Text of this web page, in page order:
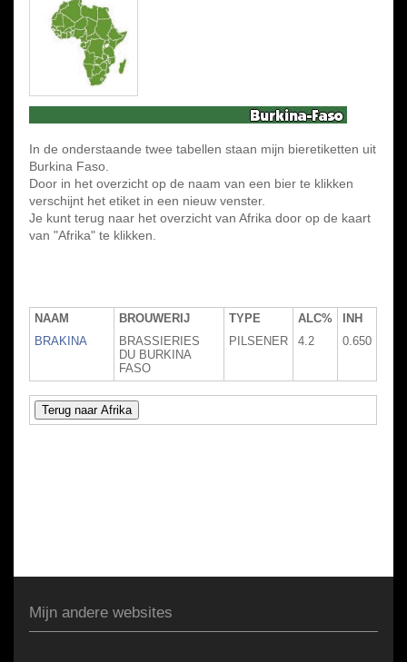
In de onderstaande twee tabellen staan mijn bieretiketten uit
Burkina Faso.
Door in het overzicht op de naam van een bier te klikken
verschijnt het etiket in een nieuw venster.
Je kunt terug naar het overzicht van Afrika door op de kaart
van "Afrika" te klikken.
NAAM BROUWERIJ TYPE ALC%
INH
BRAKINA
BRASSIERIES
DU BURKINA
FASO
PILSENER 4.2 0.650
Mijn andere websites